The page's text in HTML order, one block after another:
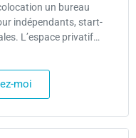
un bureau
indépendants, start-
L’espace privatif…
moi